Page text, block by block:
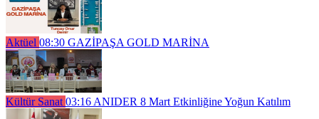
Aktüel 08:30 GAZİPAŞA GOLD MARİNA
Kültür Sanat 03:16 ANIDER 8 Mart Etkinliğine Yoğun Katılım